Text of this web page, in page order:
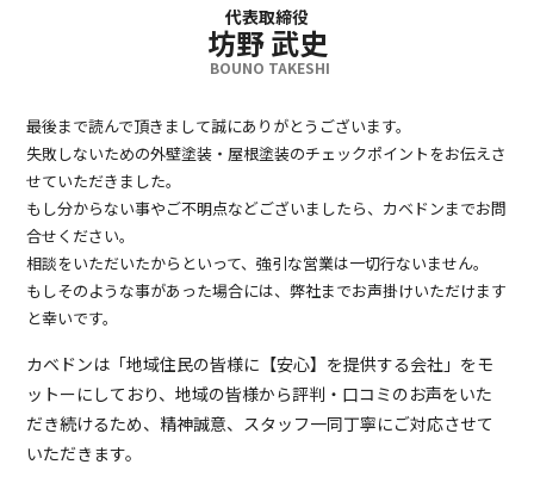
代表取締役
坊野 武史
BOUNO TAKESHI
最後まで読んで頂きまして誠にありがとうございます。
失敗しないための外壁塗装・屋根塗装のチェックポイントをお伝えさ
せていただきました。
もし分からない事やご不明点などございましたら、カベドンまでお問
合せください。
相談をいただいたからといって、強引な営業は一切行ないません。
もしそのような事があった場合には、弊社までお声掛けいただけます
と幸いです。
カベドンは「地域住民の皆様に【安心】を提供する会社」をモ
ットーにしており、地域の皆様から評判・口コミのお声をいた
だき続けるため、精神誠意、スタッフ一同丁寧にご対応させて
いただきます。